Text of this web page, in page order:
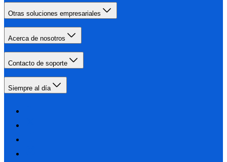
Otras soluciones empresariales
Acerca de nosotros
Contacto de soporte
Siempre al día